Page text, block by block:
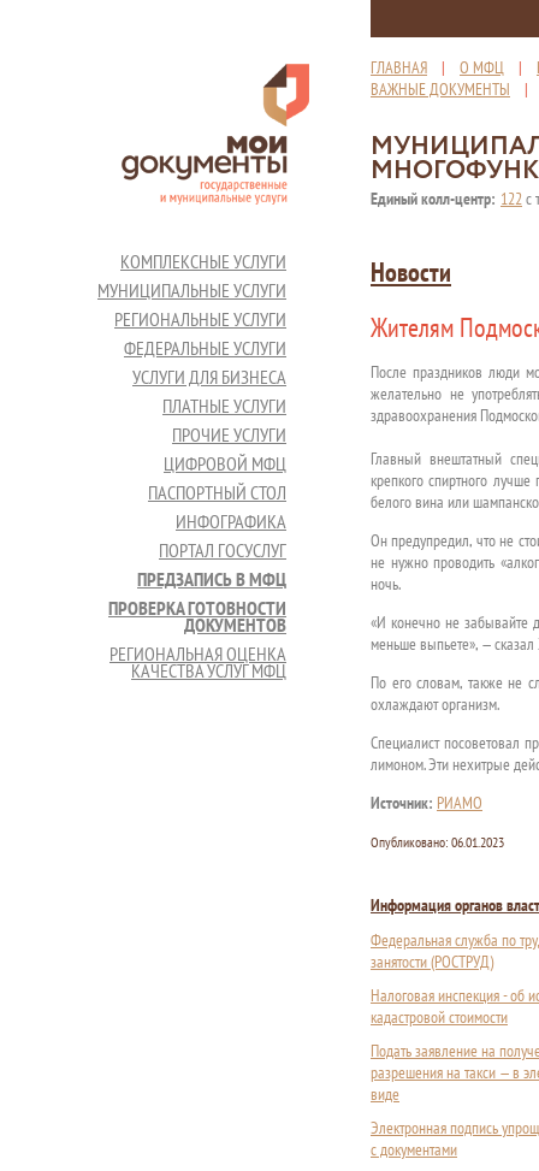
ГЛАВНАЯ | О МФЦ |
ВАЖНЫЕ ДОКУМЕНТЫ
Единый колл-центр: 122с
КОМПЛЕКСНЫЕ УСЛУГИ
МУНИЦИПАЛЬНЫЕ УСЛУГИ
РЕГИОНАЛЬНЫЕ УСЛУГИ
ФЕДЕРАЛЬНЫЕ УСЛУГИ
УСЛУГИ ДЛЯ БИЗНЕСА
ПЛАТНЫЕ УСЛУГИ
ПРОЧИЕ УСЛУГИ
ЦИФРОВОЙ МФЦ
ПАСПОРТНЫЙ СТОЛ
ИНФОГРАФИКА
ПОРТАЛ ГОСУСЛУГ
ПРЕДЗАПИСЬ В МФЦ
ПРОВЕРКА ГОТОВНОСТИ
ДОКУМЕНТОВ
РЕГИОНАЛЬНАЯ ОЦЕНКА
КАЧЕСТВА УСЛУГ МФЦ
Новости
Жителям
После праздников люди
желательно не
здравоохранения
Главный внештатный
крепкого спиртного
белого вина или
Он предупредил, что не
не нужно проводить
ночь.
«И конечно не забывайте
меньше выпьете», —
По его словам, также не
охлаждают организм.
Специалист посоветовал
лимоном. Эти нехитрые
Источник: РИАМО
Опубликовано: 06.01.2023
Информация органов
Федеральная служба по
занятости (РОСТРУД)
Налоговая инспекция - об
кадастровой стоимости
Подать заявление на
разрешения на такси — в
виде
Электронная подпись
с документами